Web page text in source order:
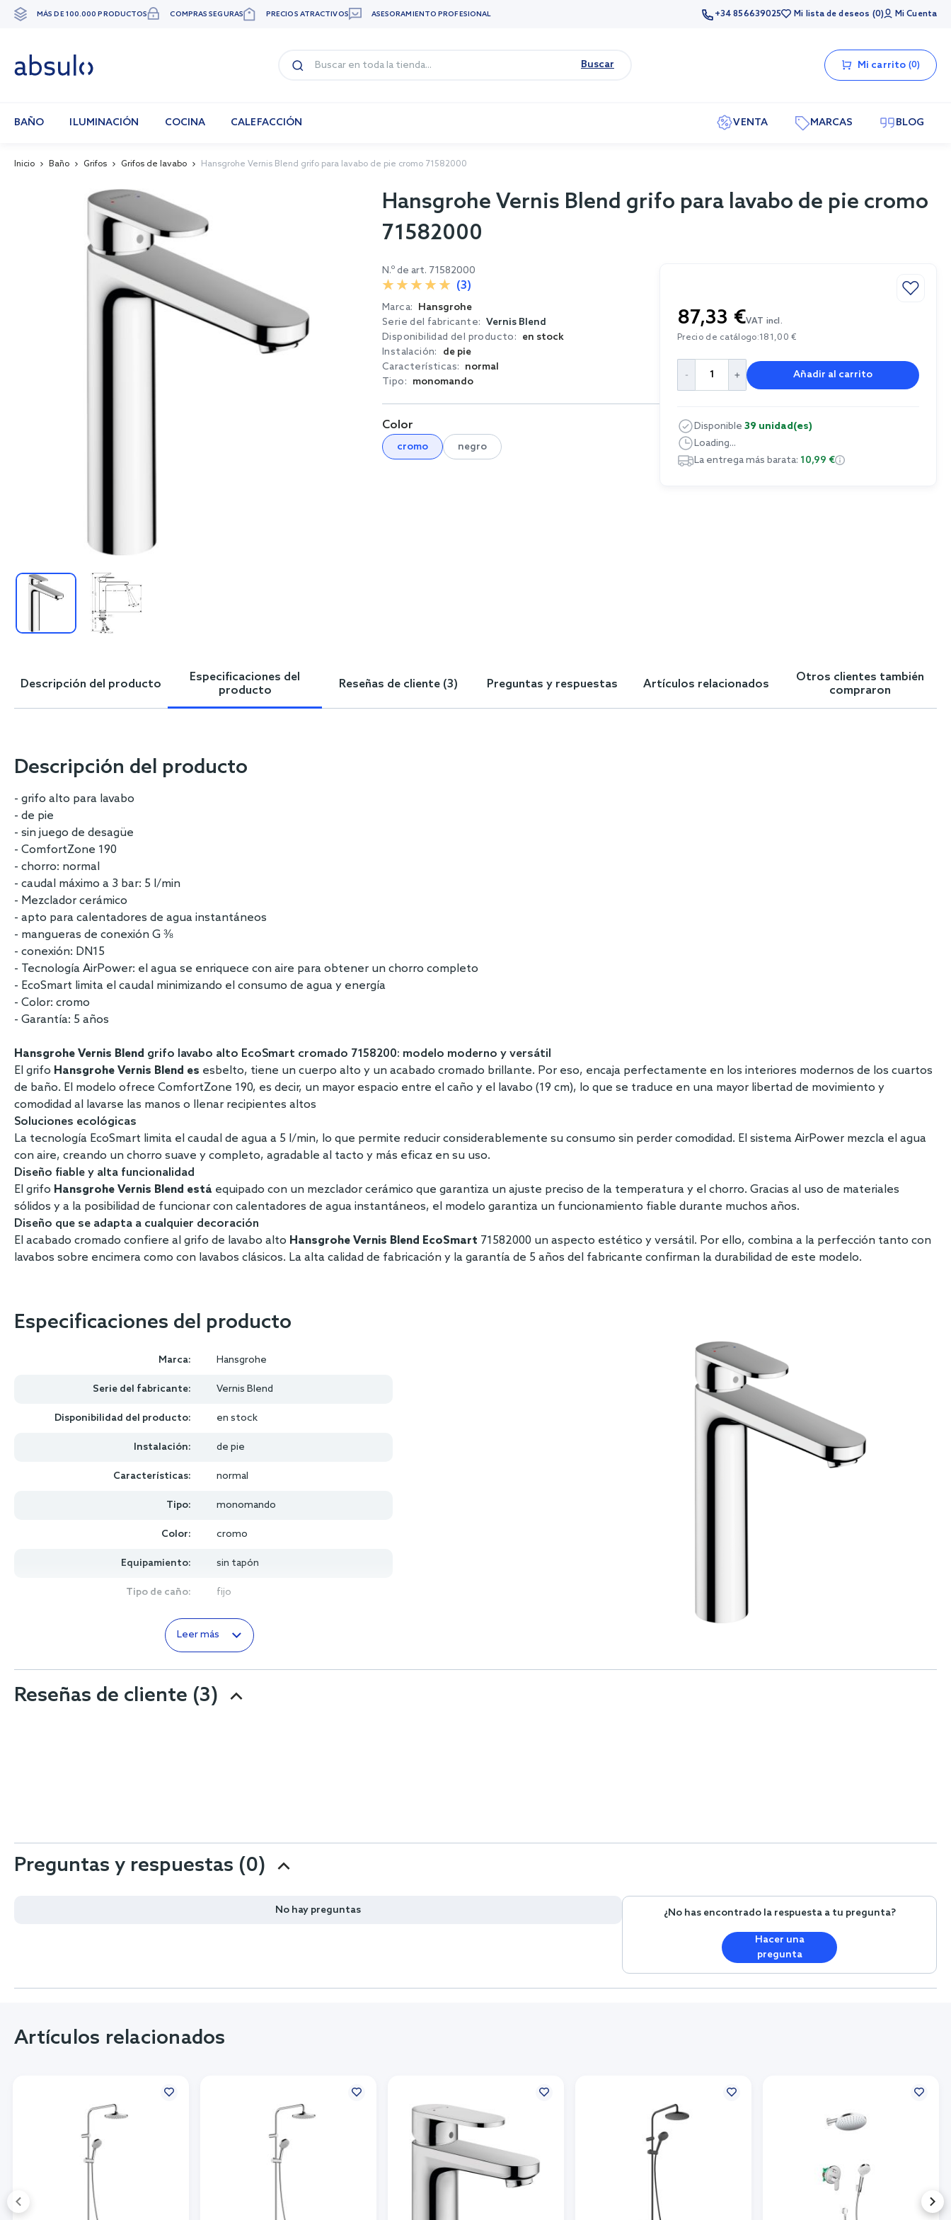
Ir
MÁS DE 100.000 PRODUCTOS COMPRAS SEGURAS PRECIOS ATRACTIVOS ASESORAMIENTO PROFESIONAL +34 856639025 Mi lista de deseos 0 Mi Cuenta
Buscar Mi carrito 0
BAÑO ILUMINACIÓN COCINA CALEFACCIÓN VENTA MARCAS BLOG
Inicio Baño Grifos Grifos de lavabo Hansgrohe Vernis Blend grifo para lavabo de pie cromo 71582000
beginning
Hansgrohe Vernis Blend grifo para lavabo de pie cromo
71582000
N.º de art. 71582000
(3)
Marca: Hansgrohe
Serie del fabricante: Vernis Blend
Disponibilidad del producto: en stock
Instalación:
de pie
Características: normal
Tipo: monomando
Color
cromo negro
87,33 €VAT incl.
Precio de catálogo:181,00 €
Añadir al carrito
Disponible 39 unidad(es)
Loading...
La entrega más barata: 10,99 €
Descripción del producto
Especificaciones del
producto
Reseñas de cliente (3) Preguntas y respuestas Artículos relacionados
Otros clientes también
compraron
Descripción del producto
- grifo alto para lavabo
- de pie
- sin juego de desagüe
- ComfortZone 190
- chorro: normal
- caudal máximo a 3 bar: 5 l/min
- Mezclador cerámico
- apto para calentadores de agua instantáneos
- mangueras de conexión G ⅜
- conexión: DN15
- Tecnología AirPower: el agua se enriquece con aire para obtener un chorro completo
- EcoSmart limita el caudal minimizando el consumo de agua y energía
- Color: cromo
- Garantía: 5 años
Hansgrohe Vernis Blend grifo lavabo alto EcoSmart cromado 7158200: modelo moderno y versátil
El grifo Hansgrohe Vernis Blend es esbelto, tiene un cuerpo alto y un acabado cromado brillante. Por eso, encaja perfectamente en los interiores modernos de los cuartos
de baño. El modelo ofrece ComfortZone 190, es decir, un mayor espacio entre el caño y el lavabo (19 cm), lo que se traduce en una mayor libertad de movimiento y
comodidad al lavarse las manos o llenar recipientes altos
Soluciones ecológicas
La tecnología EcoSmart limita el caudal de agua a 5 l/min, lo que permite reducir considerablemente su consumo sin perder comodidad. El sistema AirPower mezcla el agua
con aire, creando un chorro suave y completo, agradable al tacto y más eficaz en su uso.
Diseño fiable y alta funcionalidad
El grifo Hansgrohe Vernis Blend está equipado con un mezclador cerámico que garantiza un ajuste preciso de la temperatura y el chorro. Gracias al uso de materiales
sólidos y a la posibilidad de funcionar con calentadores de agua instantáneos, el modelo garantiza un funcionamiento fiable durante muchos años.
Diseño que se adapta a cualquier decoración
El acabado cromado confiere al grifo de lavabo alto Hansgrohe Vernis Blend EcoSmart 71582000 un aspecto estético y versátil. Por ello, combina a la perfección tanto con
lavabos sobre encimera como con lavabos clásicos. La alta calidad de fabricación y la garantía de 5 años del fabricante confirman la durabilidad de este modelo.
Especificaciones del producto
Marca: Hansgrohe
Serie del fabricante: Vernis Blend
Disponibilidad del producto: en stock
Instalación: de pie
Características: normal
Tipo: monomando
Color: cromo
Equipamiento: sin tapón
Tipo de caño: fijo
Leer más
Reseñas de cliente (3)
Preguntas y respuestas (0)
No hay preguntas ¿No has encontrado la respuesta a tu pregunta?
Hacer una
pregunta
Artículos relacionados